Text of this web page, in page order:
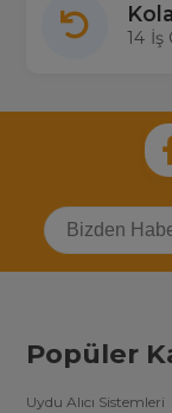
14 İş
Popüler
Uydu Alıcı Sistemleri